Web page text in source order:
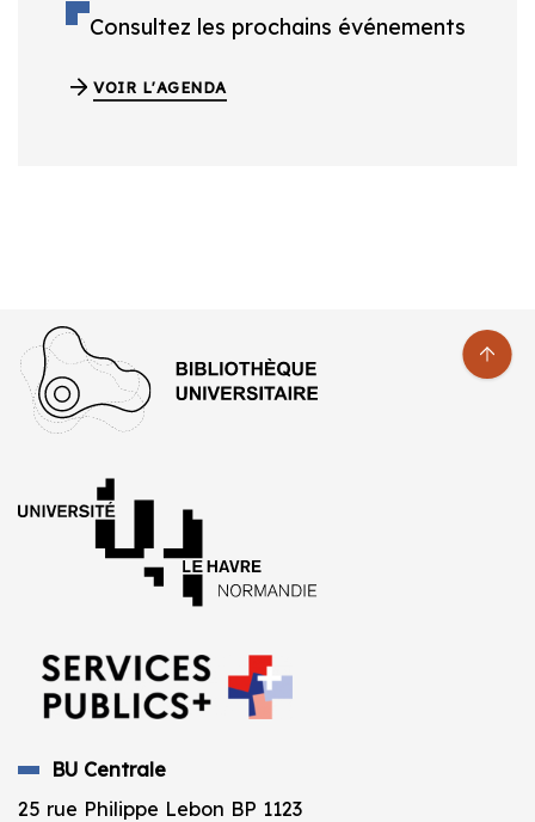
Consultez les prochains événements
VOIR L'AGENDA
BU Centrale
25 rue Philippe Lebon BP 1123